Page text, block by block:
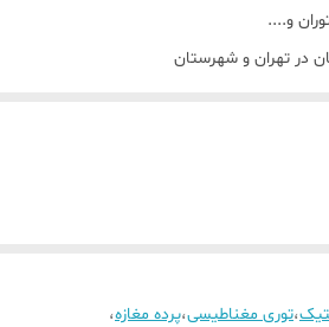
و....
در تهران و شهرستان
،توری مغناطیسی،پرده مغازه،